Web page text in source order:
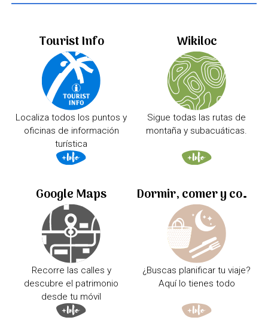
Tourist Info
Localiza todos los puntos y
oficinas de información
turística
Wikiloc
Sigue todas las rutas de
montaña y subacuáticas.
Google Maps
Recorre las calles y
descubre el patrimonio
desde tu móvil
Dormir, comer y comprar
¿Buscas planificar tu viaje?
Aquí lo tienes todo